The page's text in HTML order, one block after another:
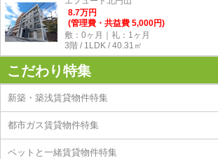
8.7万円
(管理費・共益費 5,000円)
敷：0ヶ月｜礼：1ヶ月
3階 / 1LDK / 40.31㎡
こだわり特集
新築・築浅賃貸物件特集
都市ガス賃貸物件特集
ペットと一緒賃貸物件特集